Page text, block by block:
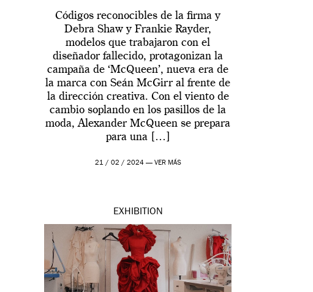
Códigos reconocibles de la firma y
Debra Shaw y Frankie Rayder,
modelos que trabajaron con el
diseñador fallecido, protagonizan la
campaña de ‘McQueen’, nueva era de
la marca con Seán McGirr al frente de
la dirección creativa. Con el viento de
cambio soplando en los pasillos de la
moda, Alexander McQueen se prepara
para una […]
21 / 02 / 2024 — VER MÁS
EXHIBITION